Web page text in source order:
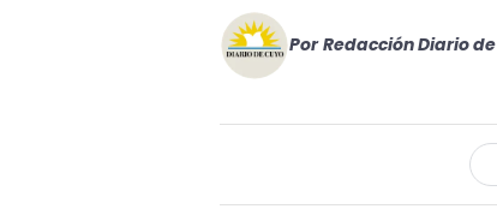
Por Redacción Diario